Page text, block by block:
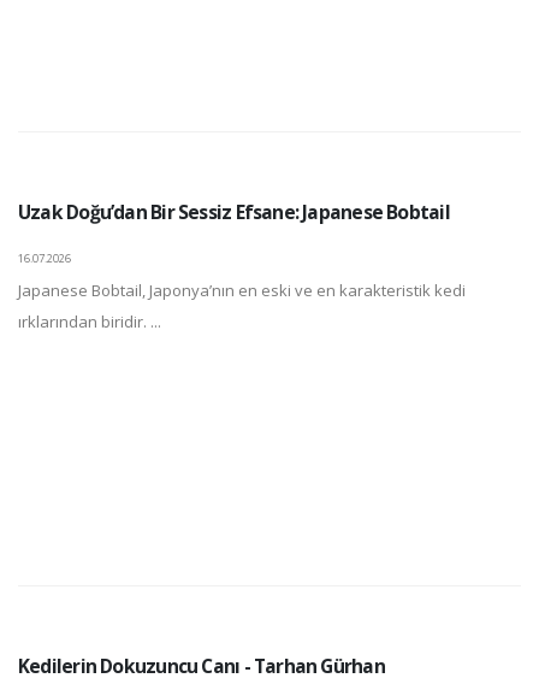
Uzak Doğu’dan Bir Sessiz Efsane: Japanese Bobtail
16.07.2026
Japanese Bobtail, Japonya’nın en eski ve en karakteristik kedi
ırklarından biridir. ...
Kedilerin Dokuzuncu Canı - Tarhan Gürhan